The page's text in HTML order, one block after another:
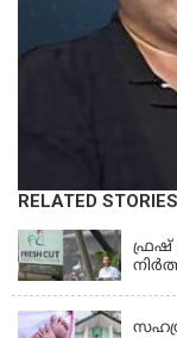
RELATED STORIES
ഫ്രഷ്